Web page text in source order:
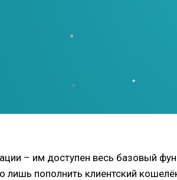
– им доступен весь базовый
пополнить клиентский